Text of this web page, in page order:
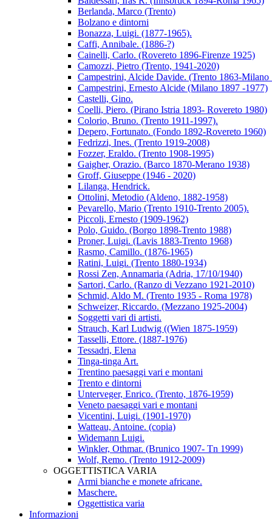
Berlanda, Marco (Trento)
Bolzano e dintorni
Bonazza, Luigi. (1877-1965).
Caffi, Annibale. (1886-?)
Cainelli, Carlo. (Rovereto 1896-Firenze 1925)
Camozzi, Pietro (Trento, 1941-2020)
Campestrini, Alcide Davide. (Trento 1863-Milano
Campestrini, Ernesto Alcide (Milano 1897 -1977)
Castelli, Gino.
Coelli, Piero. (Pirano Istria 1893- Rovereto 1980)
Colorio, Bruno. (Trento 1911-1997).
Depero, Fortunato. (Fondo 1892-Rovereto 1960)
Fedrizzi, Ines. (Trento 1919-2008)
Fozzer, Eraldo. (Trento 1908-1995)
Gaigher, Orazio. (Barco 1870-Merano 1938)
Groff, Giuseppe (1946 - 2020)
Lilanga, Hendrick.
Ottolini, Metodio (Aldeno, 1882-1958)
Pevarello, Mario (Trento 1910-Trento 2005).
Piccoli, Ernesto (1909-1962)
Polo, Guido. (Borgo 1898-Trento 1988)
Proner, Luigi. (Lavis 1883-Trento 1968)
Rasmo, Camillo. (1876-1965)
Ratini, Luigi. (Trento 1880-1934)
Rossi Zen, Annamaria (Adria, 17/10/1940)
Sartori, Carlo. (Ranzo di Vezzano 1921-2010)
Schmid, Aldo M. (Trento 1935 - Roma 1978)
Schweizer, Riccardo. (Mezzano 1925-2004)
Soggetti vari di artisti.
Strauch, Karl Ludwig ((Wien 1875-1959)
Tasselli, Ettore. (1887-1976)
Tessadri, Elena
Tinga-tinga Art.
Trentino paesaggi vari e montani
Trento e dintorni
Unterveger, Enrico. (Trento, 1876-1959)
Veneto paesaggi vari e montani
Vicentini, Luigi. (1901-1970)
Watteau, Antoine. (copia)
Widemann Luigi.
Winkler, Othmar. (Brunico 1907- Tn 1999)
Wolf, Remo. (Trento 1912-2009)
OGGETTISTICA VARIA
Armi bianche e monete africane.
Maschere.
Oggettistica varia
Informazioni